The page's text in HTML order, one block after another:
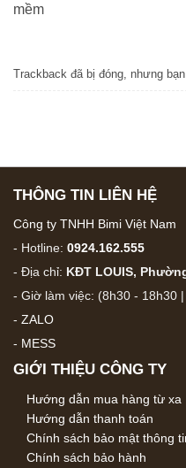
mềm
Trackback đã bị đóng, nhưng
THÔNG TIN LIÊN HỆ
Công ty TNHH Bimi Việt Nam
- Hotline: 0924.162.555
- Địa chỉ: KĐT LOUIS,
- Giờ làm việc: (8h30 - 18h30
- ZALO
- MESS
GIỚI THIỆU CÔNG TY
Hướng dẫn mua hàng từ xa
Hướng dẫn thanh toán
Chính sách bảo mật thông
Chính sách bảo hành